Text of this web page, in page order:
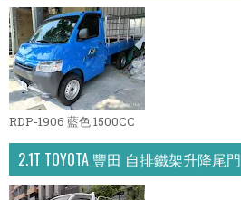
RDP-1906 藍色 1500CC
2.1T TOYOTA 豐田 自排鐵架升降尾門